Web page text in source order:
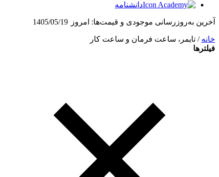
دانشنامه
آخرین به‌روزرسانی موجودی و قیمت‌ها: امروز 1405/05/19
خانه / تایمر، ساعت فرمان و ساعت کار
فیلترها